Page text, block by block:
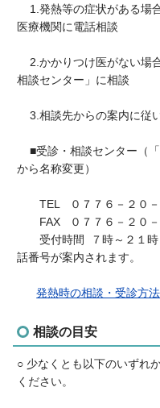
1.発熱等の症状がある場
医療機関に電話相談
2.かかりつけ医がない場
相談センター」に相談
3.相談先からの案内に従
■受診・相談センター（「
から名称変更）
TEL ０７７６－２０－
FAX ０７７６－２０－
受付時間 ７時～２１時
話番号が案内されます。
発熱時の相談・受診方
相談の目安
○ 少なくとも以下のいずれ
ください。